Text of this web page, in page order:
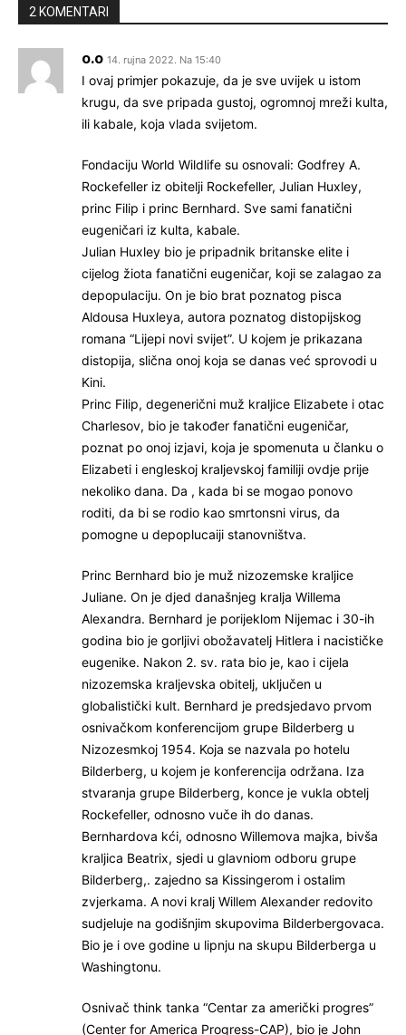
2 KOMENTARI
o.o 14. rujna 2022. Na 15:40
I ovaj primjer pokazuje, da je sve uvijek u istom
krugu, da sve pripada gustoj, ogromnoj mreži kulta,
ili kabale, koja vlada svijetom.
Fondaciju World Wildlife su osnovali: Godfrey A.
Rockefeller iz obitelji Rockefeller, Julian Huxley,
princ Filip i princ Bernhard. Sve sami fanatični
eugeničari iz kulta, kabale.
Julian Huxley bio je pripadnik britanske elite i
cijelog žiota fanatični eugeničar, koji se zalagao za
depopulaciju. On je bio brat poznatog pisca
Aldousa Huxleya, autora poznatog distopijskog
romana “Lijepi novi svijet”. U kojem je prikazana
distopija, slična onoj koja se danas već sprovodi u
Kini.
Princ Filip, degenerični muž kraljice Elizabete i otac
Charlesov, bio je također fanatični eugeničar,
poznat po onoj izjavi, koja je spomenuta u članku o
Elizabeti i engleskoj kraljevskoj familiji ovdje prije
nekoliko dana. Da , kada bi se mogao ponovo
roditi, da bi se rodio kao smrtonsni virus, da
pomogne u depoplucaiji stanovništva.
Princ Bernhard bio je muž nizozemske kraljice
Juliane. On je djed današnjeg kralja Willema
Alexandra. Bernhard je porijeklom Nijemac i 30-ih
godina bio je gorljivi obožavatelj Hitlera i nacističke
eugenike. Nakon 2. sv. rata bio je, kao i cijela
nizozemska kraljevska obitelj, uključen u
globalistički kult. Bernhard je predsjedavo prvom
osnivačkom konferencijom grupe Bilderberg u
Nizozesmkoj 1954. Koja se nazvala po hotelu
Bilderberg, u kojem je konferencija održana. Iza
stvaranja grupe Bilderberg, konce je vukla obtelj
Rockefeller, odnosno vuče ih do danas.
Bernhardova kći, odnosno Willemova majka, bivša
kraljica Beatrix, sjedi u glavniom odboru grupe
Bilderberg,. zajedno sa Kissingerom i ostalim
zvjerkama. A novi kralj Willem Alexander redovito
sudjeluje na godišnjim skupovima Bilderbergovaca.
Bio je i ove godine u lipnju na skupu Bilderberga u
Washingtonu.
Osnivač think tanka “Centar za američki progres”
(Center for America Progress-CAP), bio je John